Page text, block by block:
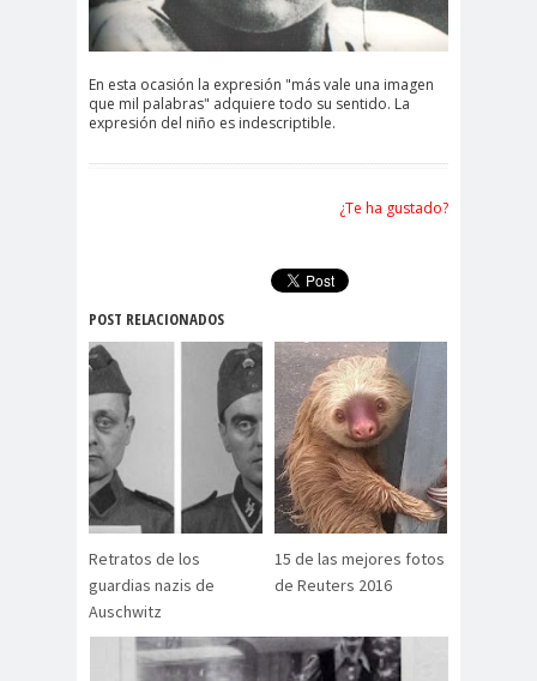
En esta ocasión la expresión "más vale una imagen
que mil palabras" adquiere todo su sentido. La
expresión del niño es indescriptible.
¿Te ha gustado?
POST RELACIONADOS
Retratos de los
guardias nazis de
Auschwitz
15 de las mejores fotos
de Reuters 2016